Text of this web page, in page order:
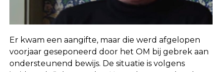
Er kwam een aangifte, maar die werd afgelopen
voorjaar geseponeerd door het OM bij gebrek aan
ondersteunend bewijs. De situatie is volgens